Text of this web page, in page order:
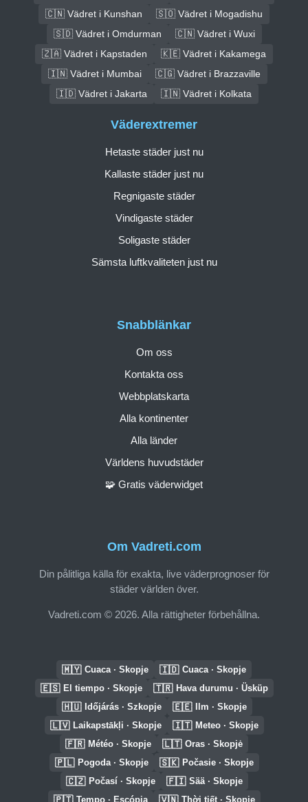
🇨🇳 Vädret i Kunshan
🇸🇴 Vädret i Mogadishu
🇸🇩 Vädret i Omdurman
🇨🇳 Vädret i Wuxi
🇿🇦 Vädret i Kapstaden
🇰🇪 Vädret i Kakamega
🇮🇳 Vädret i Mumbai
🇨🇬 Vädret i Brazzaville
🇮🇩 Vädret i Jakarta
🇮🇳 Vädret i Kolkata
Om Vadreti.com
Din pålitliga källa för exakta, live väderprognoser för
städer världen över.
Vadreti.com © 2026. Alla rättigheter förbehållna.
Snabblänkar
Om oss
Kontakta oss
Webbplatskarta
Alla kontinenter
Alla länder
Världens huvudstäder
🧩 Gratis väderwidget
Väderextremer
Hetaste städer just nu
Kallaste städer just nu
Regnigaste städer
Vindigaste städer
Soligaste städer
Sämsta luftkvaliteten just nu
🇲🇾 Cuaca · Skopje 🇮🇩 Cuaca · Skopje
🇪🇸 El tiempo · Skopje 🇹🇷 Hava durumu · Üsküp
🇭🇺 Időjárás · Szkopje 🇪🇪 Ilm · Skopje
🇱🇻 Laikapstākļi · Skopje 🇮🇹 Meteo · Skopje
🇫🇷 Météo · Skopje 🇱🇹 Oras · Skopjė
🇵🇱 Pogoda · Skopje 🇸🇰 Počasie · Skopje
🇨🇿 Počasí · Skopje 🇫🇮 Sää · Skopje
🇵🇹 Tempo · Escópia 🇻🇳 Thời tiết · Skopje